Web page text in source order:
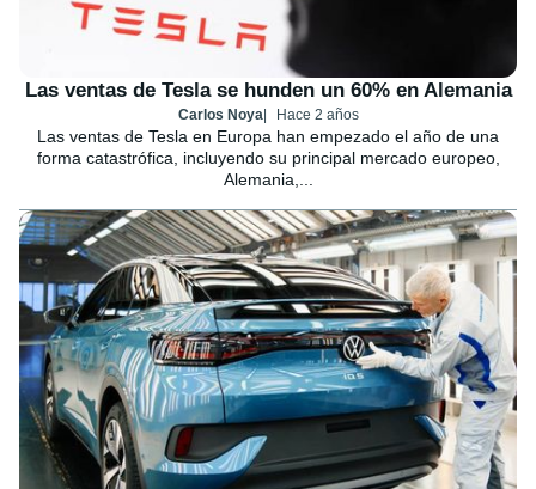
Las ventas de Tesla se hunden un 60% en Alemania
Carlos Noya Hace 2 años
Las ventas de Tesla en Europa han empezado el año de una
forma catastrófica, incluyendo su principal mercado europeo,
Alemania,...